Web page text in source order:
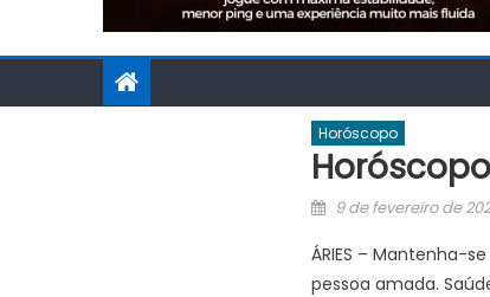
Horóscopo
Posted
9 de fevereiro de
ÁRIES – Mantenha-
pessoa amada.